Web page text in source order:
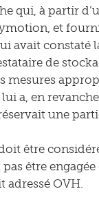
qui, à partir
et
avait
de
mesures
a, en
une
être
être
OVH.